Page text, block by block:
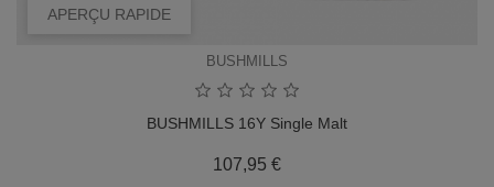
APERÇU RAPIDE
BUSHMILLS
BUSHMILLS 16Y Single Malt
107,95 €Prix